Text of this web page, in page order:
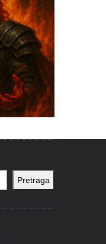
Pretraga